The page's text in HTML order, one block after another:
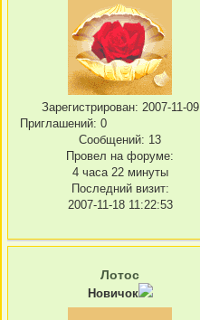
Зарегистрирован: 2007-11-09
Приглашений: 0
Сообщений: 13
Провел на форуме:
4 часа 22 минуты
Последний визит:
2007-11-18 11:22:53
Лотос
Новичок